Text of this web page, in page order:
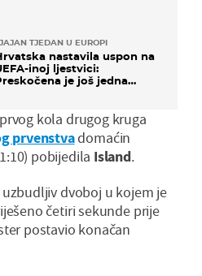
TJEDAN U EUROPI
nastavila uspon na
inoj ljestvici:
je još jedna
kola drugog kruga
prvenstvadomaćin
pobijedila Island.
dvoboj u kojem je
četiri sekunde prije
postavio konačan